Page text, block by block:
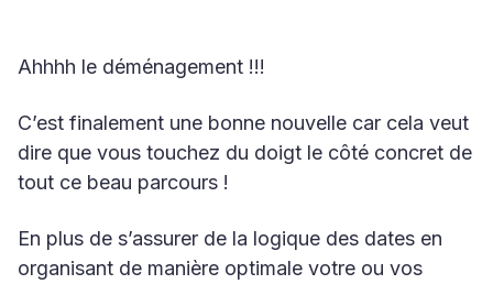
Ahhhh le déménagement !!!
C’est finalement une bonne nouvelle car cela veut
dire que vous touchez du doigt le côté concret de
tout ce beau parcours !
En plus de s’assurer de la logique des dates en
organisant de manière optimale votre ou vos